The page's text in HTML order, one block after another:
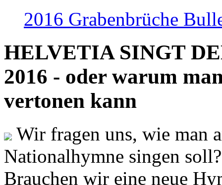
2016 Grabenbrüche
HELVETIA SINGT
2016 - oder warum
vertonen kann
Wir fragen uns, wie man
Nationalhymne singen
Brauchen wir eine neue